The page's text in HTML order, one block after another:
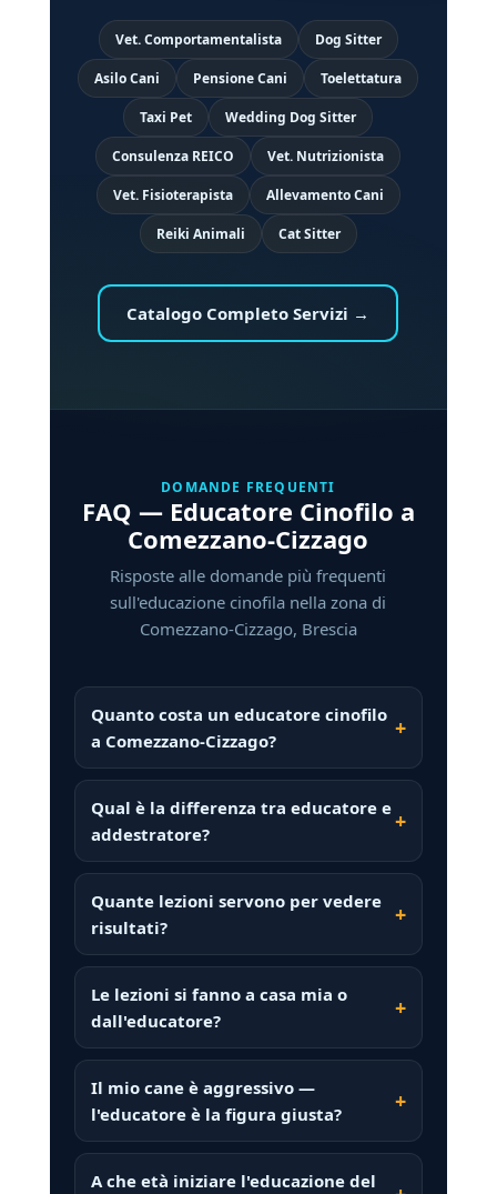
Vet. Comportamentalista Dog Sitter
Asilo Cani Pensione Cani Toelettatura
Taxi Pet Wedding Dog Sitter
Consulenza REICO Vet. Nutrizionista
Vet. Fisioterapista Allevamento Cani
Reiki Animali Cat Sitter
Catalogo Completo Servizi →
DOMANDE FREQUENTI
FAQ — Educatore Cinofilo a
Comezzano-Cizzago
Risposte alle domande più frequenti
sull'educazione cinofila nella zona di
Comezzano-Cizzago, Brescia
Quanto costa un educatore cinofilo
a Comezzano-Cizzago?
Qual è la differenza tra educatore e
addestratore?
Quante lezioni servono per vedere
risultati?
Le lezioni si fanno a casa mia o
dall'educatore?
Il mio cane è aggressivo —
l'educatore è la figura giusta?
A che età iniziare l'educazione del